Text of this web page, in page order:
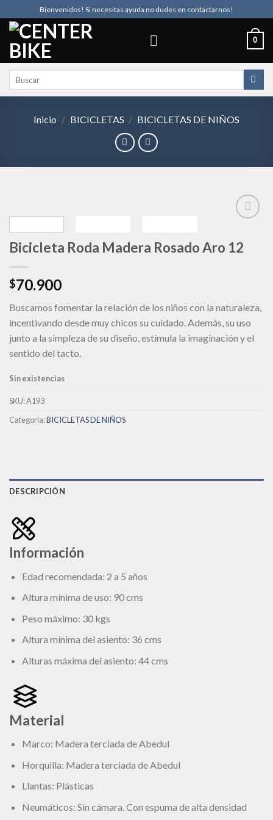
to
content
Bienvenidos! Si necesitas ayuda no dudes en contactarnos!
0
Inicio / BICICLETAS / BICICLETAS DE NIÑOS
Añadir
Bicicleta Roda Madera Rosado Aro 12
$70.900
Buscamos fomentar la relación de los niños con la naturaleza,
incentivando desde muy chicos su cuidado. Además, su uso
junto a la simpleza de su diseño, estimula la imaginación y el
sentido del tacto.
Sin existencias
SKU:A193
Categoría:BICICLETAS DE NIÑOS
DESCRIPCIÓN
Información
Edad recomendada: 2 a 5 años
Altura mínima de uso: 90 cms
Peso máximo: 30 kgs
Altura mínima del asiento: 36 cms
Alturas máxima del asiento: 44 cms
Material
Marco: Madera terciada de Abedul
Horquilla: Madera terciada de Abedul
Llantas: Plásticas
Neumáticos: Sin cámara. Con espuma de alta densidad